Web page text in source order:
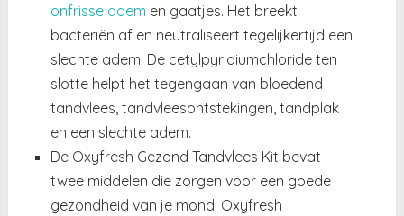
onfrisse adem en gaatjes. Het breekt
bacteriën af en neutraliseert tegelijkertijd een
slechte adem. De cetylpyridiumchloride ten
slotte helpt het tegengaan van bloedend
tandvlees, tandvleesontstekingen, tandplak
en een slechte adem.
De Oxyfresh Gezond Tandvlees Kit bevat
twee middelen die zorgen voor een goede
gezondheid van je mond: Oxyfresh